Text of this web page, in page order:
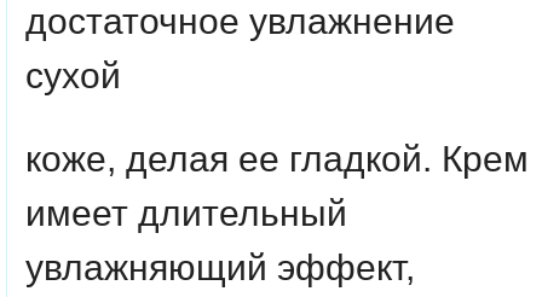
достаточное увлажнение
сухой
коже, делая ее гладкой. Крем
имеет длительный
увлажняющий эффект,